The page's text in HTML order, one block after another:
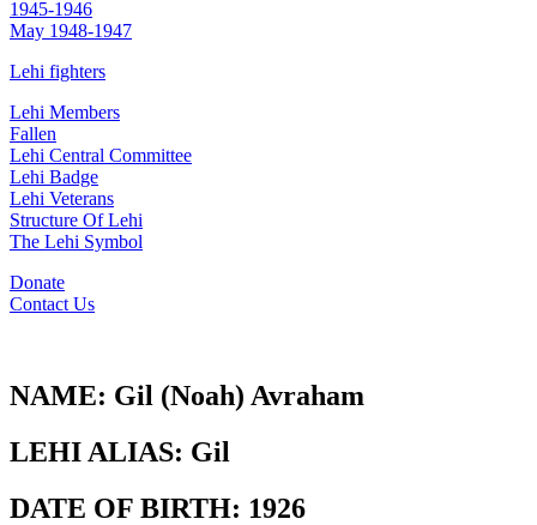
1945-1946
May 1948-1947
Lehi fighters
Lehi Members
Fallen
Lehi Central Committee
Lehi Badge
Lehi Veterans
Structure Of Lehi
The Lehi Symbol
Donate
Contact Us
NAME: Gil (Noah) Avraham
LEHI ALIAS: Gil
DATE OF BIRTH: 1926